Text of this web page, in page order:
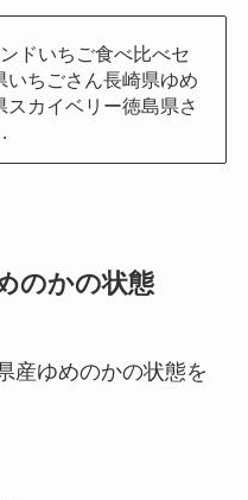
ドいちご食べ比べセ
いちごさん長崎県ゆめ
スカイベリー徳島県さ
のかの状態
産ゆめのかの状態を